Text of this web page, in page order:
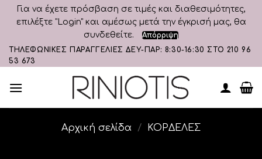
Για να έχετε πρόσβαση σε τιμές και διαθεσιμότητες,
επιλέξτε "Login" και αμέσως μετά την έγκρισή μας, θα
συνδεθείτε.
Απόρριψη
Skip
to
ΤΗΛΕΦΩΝΙΚΕΣ ΠΑΡΑΓΓΕΛΙΕΣ ΔΕΥ-ΠΑΡ: 8:30-16:30 ΣΤΟ 210 96
53 673
Αρχική σελίδα / ΚΟΡΔΕΛΕΣ